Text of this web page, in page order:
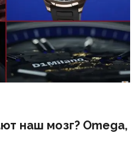
наш мозг? Omega,